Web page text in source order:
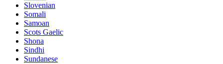
Slovenian
Somali
Samoan
Scots Gaelic
Shona
Sindhi
Sundanese